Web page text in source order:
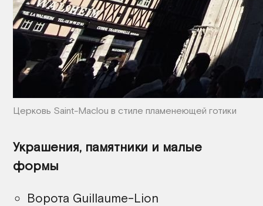
Церковь Saint-Maclou в стиле пламенеющей готики
Украшения, памятники и малые
формы
Ворота Guillaume-Lion